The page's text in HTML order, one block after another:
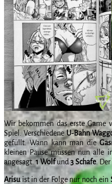
Wir bekommen das erste Game
Spiel. VerschiedeneU-Bahn
gefüllt. Wann kann man die
kleinen Pause müssen nun alle
angesagt.1 Wolfund3 Schafe. Der
Arisuist in der Folge nur noch ein